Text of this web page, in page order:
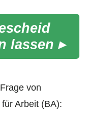
lassen ▸
von
Arbeit (BA):